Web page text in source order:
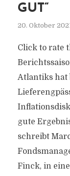
GUT“
20. Oktober
Click to rate
Atlantiks hat
gute
schreibt
Finck, in